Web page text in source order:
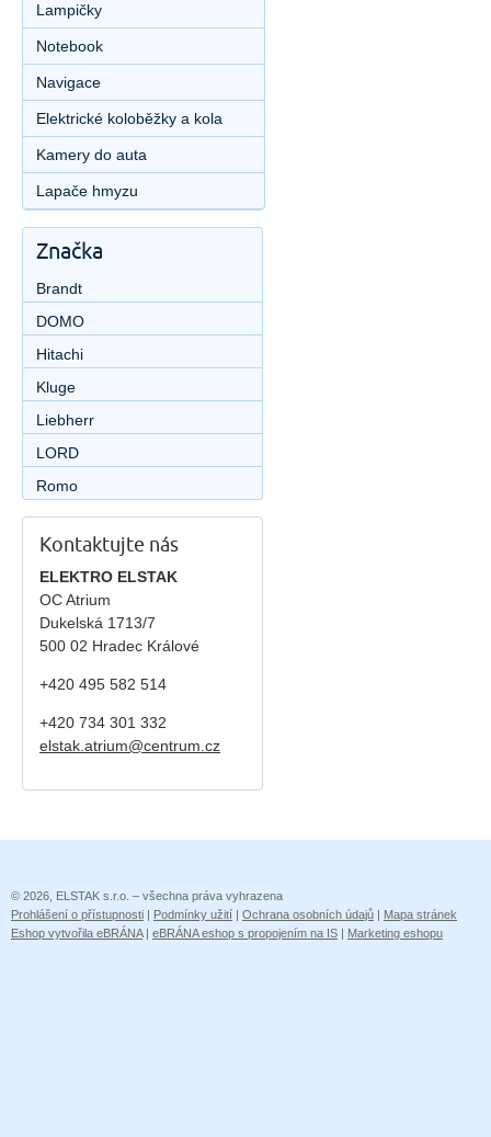
Lampičky
Notebook
Navigace
Elektrické koloběžky a kola
Kamery do auta
Lapače hmyzu
Značka
Brandt
DOMO
Hitachi
Kluge
Liebherr
LORD
Romo
Kontaktujte nás
ELEKTRO ELSTAK
OC Atrium
Dukelská 1713/7
500 02 Hradec Králové
+420 495 582 514
+420 734 301 332
elstak.atrium@centrum.cz
© 2026, ELSTAK s.r.o. – všechna práva vyhrazena
Prohlášení o přístupnosti | Podmínky užití | Ochrana osobních údajů | Mapa stránek
Eshop vytvořila eBRÁNA| eBRÁNA eshop s propojením na IS | Marketing eshopu